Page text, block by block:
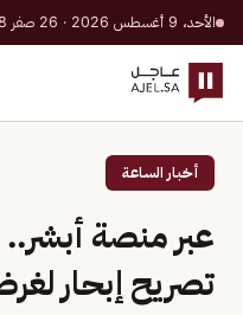
الأحد، 9 أغسطس 2026 · 26 صفر 1448 هـ
أخبار الساعة
عبر منصة
تصريح إبحار